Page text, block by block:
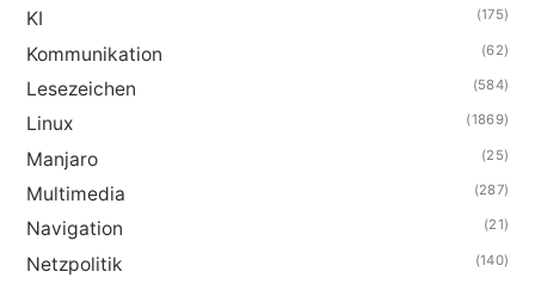
KI (175)
Kommunikation (62)
Lesezeichen (584)
Linux (1869)
Manjaro (25)
Multimedia (287)
Navigation (21)
Netzpolitik (140)